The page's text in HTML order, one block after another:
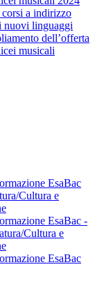
a indirizzo
nuovi linguaggi
dell’offerta
musicali
EsaBac
Cultura e
EsaBac -
Cultura e
EsaBac